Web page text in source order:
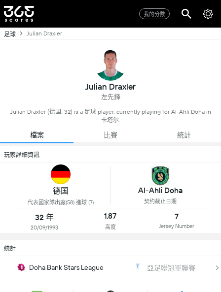
我的分數
足球 Julian Draxler
Julian Draxler
左先鋒
Julian Draxler (德国, 32) is a 足球 player, currently playing for Al-Ahli Doha in
卡塔尔.
檔案 比賽 統計
玩家詳細資訊
德国
代表國家隊出廠(58) 進球 (7)
Al-Ahli Doha
契约截止日期
32 年
20/09/1993
1.87
高度
7
Jersey Number
統計
Doha Bank Stars League 亞足聯冠軍聯賽